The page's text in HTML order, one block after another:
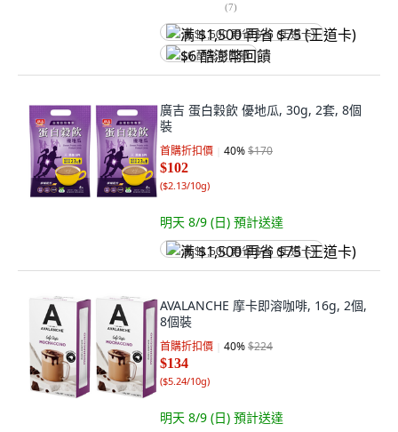
(7)
满 $1,500 再省 $75 (王道卡)
$6 酷澎幣回饋
廣吉 蛋白穀飲 優地瓜, 30g, 2套, 8個
裝
首購折扣價 40%$170
$102
($2.13/10g)
明天 8/9 (日) 預計送達
满 $1,500 再省 $75 (王道卡)
AVALANCHE 摩卡即溶咖啡, 16g, 2個,
8個裝
首購折扣價 40%$224
$134
($5.24/10g)
明天 8/9 (日) 預計送達